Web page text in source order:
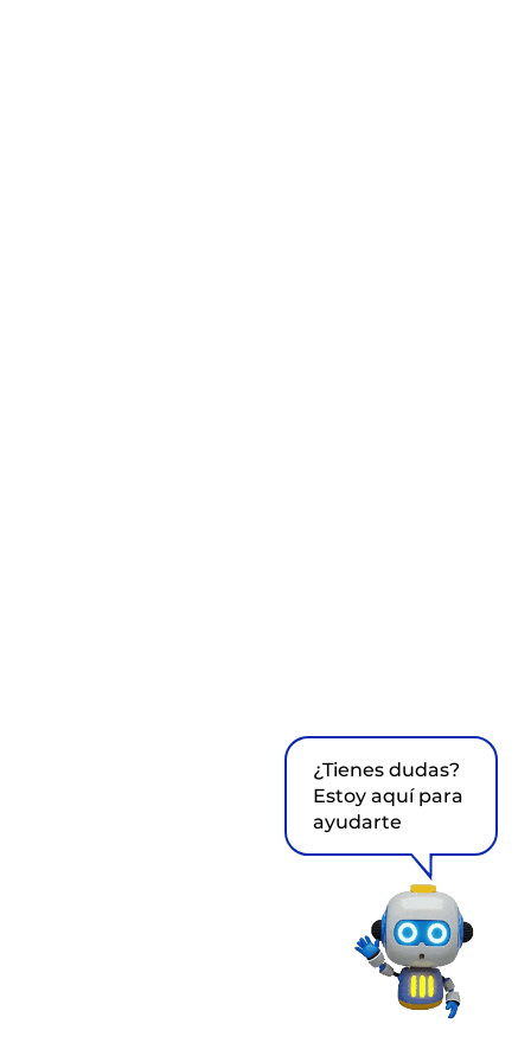
¿Tienes dudas?
Estoy aquí para
ayudarte